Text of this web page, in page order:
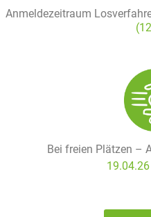
Anmeldezeitraum
Bei freien Plätzen –